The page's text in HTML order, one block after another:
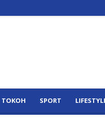
TOKOH SPORT